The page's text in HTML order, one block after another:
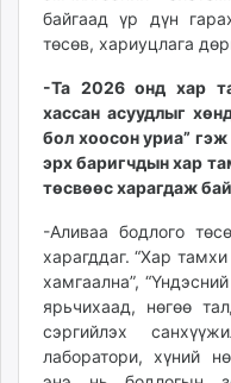
байгаад үр дүн
төсөв, хариуцлага
-Та 2026 онд хар
хассан асуудлыг
бол хоосон уриа”
эрх баригчдын хар
төсвөөс харагдаж
-Аливаа бодлого
харагддаг. “Хар
хамгаална”,
ярьчихаад, нөгөө
сэргийлэх
лаборатори, хүний